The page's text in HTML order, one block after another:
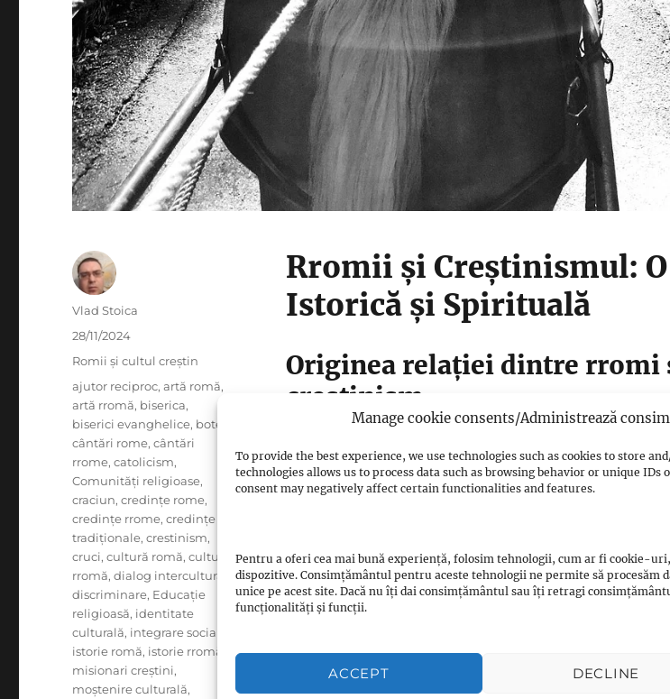
Manage cookie consents/Administrează
To provide the best experience, we use technologies such as cookies to store
technologies allows us to process data such as browsing behavior or unique
consent may negatively affect certain functionalities and features.
Pentru a oferi cea mai bună experiență, folosim tehnologii, cum ar fi cookie-
dispozitive. Consimțământul pentru aceste tehnologii ne permite să
unice pe acest site. Dacă nu îți dai consimțământul sau îți retragi
funcționalități și funcții.
ACCEPT DECLINE
Rromii și Creștinismul:
Istorică și Spirituală
Originea relației dintre rromi
creștinism
Legătura rromilor cu creștinismul datează încă din
în Europa, în jurul secolelor XIV-XV. Odată stabiliți
rromii au intrat în contact cu diverse forme de
Ortodoxismul
în estul Europei.
Catolicismulîn Europa de Vest și Centrală.
Protestantismul
în zonele nordice și centrale.
În multe cazuri, convertirea rromilor la creștinism a
biserici locale sau a fost impusă de autoritățile
Author
Vlad Stoica
Posted
28/11/2024
Categories
Romii și cultul creștin
Tags
ajutor reciproc,artă romă,
artă rromă, biserica,
biserici evanghelice, botez
cântări rome,cântări
rrome,catolicism,
Comunități religioase,
craciun,credințe rome,
credințe rrome,credințe
tradiționale,crestinism,
cruci,cultură romă,cultură
rromă,dialog intercultural
discriminare, Educație
religioasă, identitate
culturală, integrare socială
istorie romă, istorie rromă
misionari creștini,
moștenire culturală,